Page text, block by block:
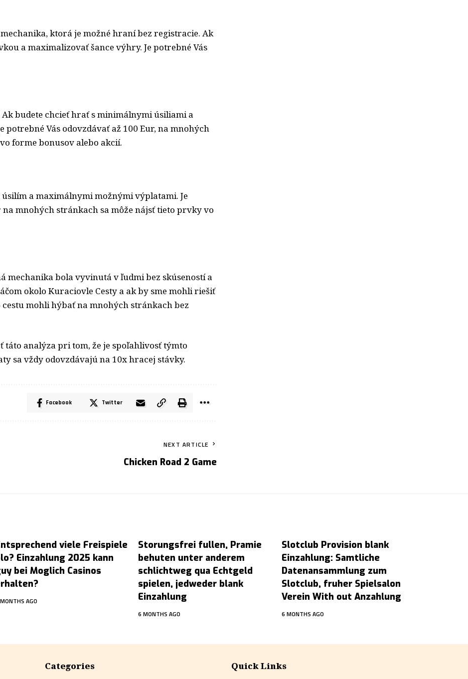
ktorá je možné hraní bez registracie. Ak
a maximalizovať šance výhry. Je potrebné Vás
budete chcieť hrať s minimálnymi úsiliami a
Vás odovzdávať až 100 Eur, na mnohých
forme bonusov alebo akcií.
a maximálnymi možnými výplatami. Je
na mnohých stránkach sa môže nájsť tieto prvky vo
mechanika bola vyvinutá v ľudmi bez skúseností a
okolo Kuraciovle Cesty a ak by sme mohli riešiť
mohli hýbať na mnohých stránkach bez
táto analýza pri tom, že je spoľahlivosť týmto
sa vždy odovzdávajú na 10x hracej stávky.
Facebook Twitter
NEXT ARTICLE
Chicken Road 2 Game
viele Freispiele
Einzahlung 2025 kann
bei Moglich Casinos
AGO
Storungsfrei fullen, Pramie
behuten unter anderem
schlichtweg qua Echtgeld
spielen, jedweder blank
Einzahlung
6 MONTHS AGO
Slotclub Provision blank
Einzahlung: Samtliche
Datenansammlung zum
Slotclub, fruher Spielsalon
Verein With out Anzahlung
6 MONTHS AGO
Categories Quick Links